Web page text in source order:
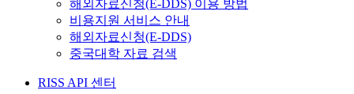
해외자료신청(E-DDS) 이용 방법
비용지원 서비스 안내
해외자료신청(E-DDS)
중국대학 자료 검색
RISS API 센터